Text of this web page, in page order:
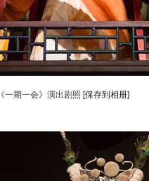
《一期一会》演出剧照 [保存到相册]